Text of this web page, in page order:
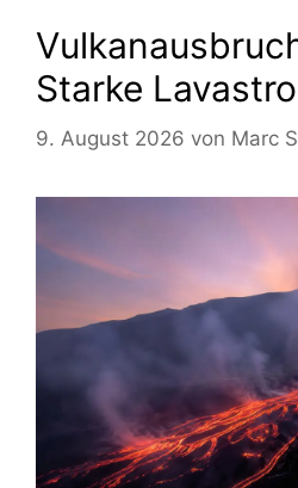
Starke
9. August 2026 von Marc